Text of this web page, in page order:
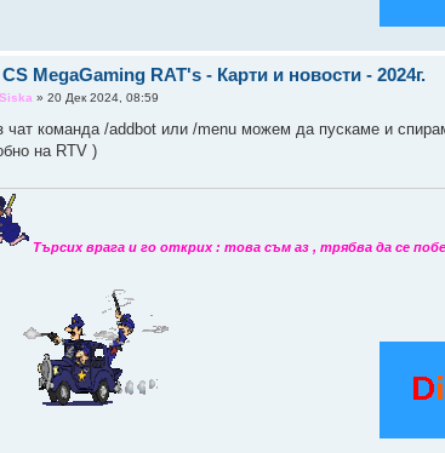
MegaGaming RAT's - Карти и новости - 2024г.
Siska » 20 Дек 2024, 08:59
чат команда /addbot или /menu можем да пускаме и
на RTV )
Търсих врага и го открих : това съм аз , трябва да се